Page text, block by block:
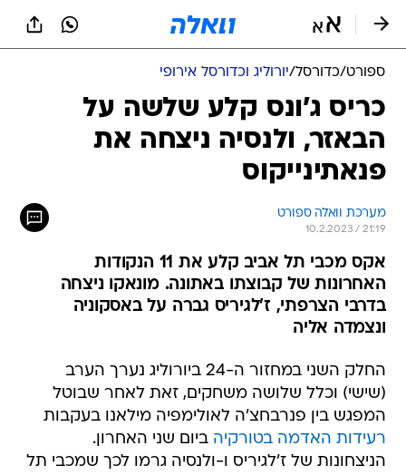
ספורט/כדורסל/יורוליג וכדורסל אירופי
כריס ג'ונס קלע שלשה על
הבאזר, ולנסיה ניצחה את
פנאתינייקוס
מערכת וואלה ספורט
10.2.2023 / 21:19
אקס מכבי תל אביב קלע את 11 הנקודות
האחרונות של קבוצתו באתונה. מונאקו ניצחה
בדרבי הצרפתי, ז'לגיריס גברה על באסקוניה
ונצמדה אליה
החלק השני במחזור ה-24 ביורוליג נערך הערב
(שישי) וכלל שלושה משחקים, זאת לאחר שבוטל
המפגש בין פנרבחצ'ה לאולימפיה מילאנו בעקבות
רעידות האדמה בטורקיה ביום שני האחרון.
הניצחונות של ז'לגיריס ו-ולנסיה גרמו לכך שמכבי תל